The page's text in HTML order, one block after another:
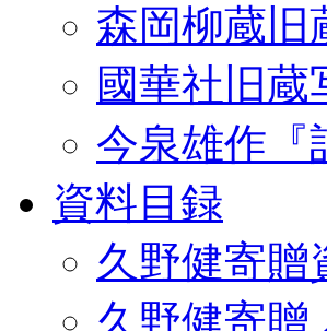
森岡柳蔵旧
國華社旧
今泉雄作『
資料目録
久野健寄贈
久野健寄贈